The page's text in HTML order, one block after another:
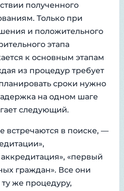
полученного
Только при
и положительного
этапа
к основным этапам
из процедур требует
сроки нужно
на одном шаге
следующий.
встречаются в поиске, —
«первый
граждан». Все они
же процедуру,